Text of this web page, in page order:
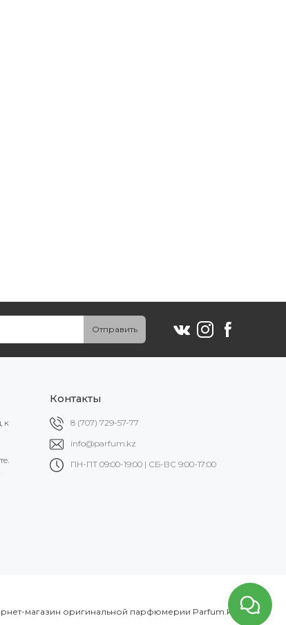
Отправить
к
Контакты
8 (707) 729-57-77
info@parfum.kz
ПН-ПТ 09:00-19:00 | СБ-ВС 9:00-17:00
магазин оригинальной парфюмерии Parfum.kz